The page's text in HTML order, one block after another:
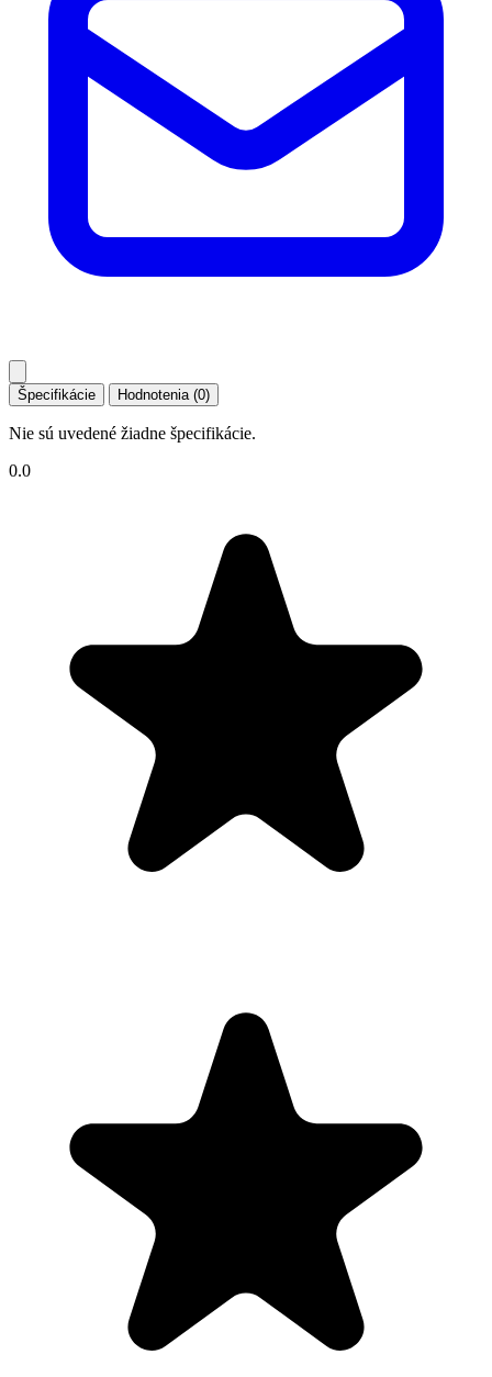
Špecifikácie Hodnotenia (0)
Nie sú uvedené žiadne špecifikácie.
0.0